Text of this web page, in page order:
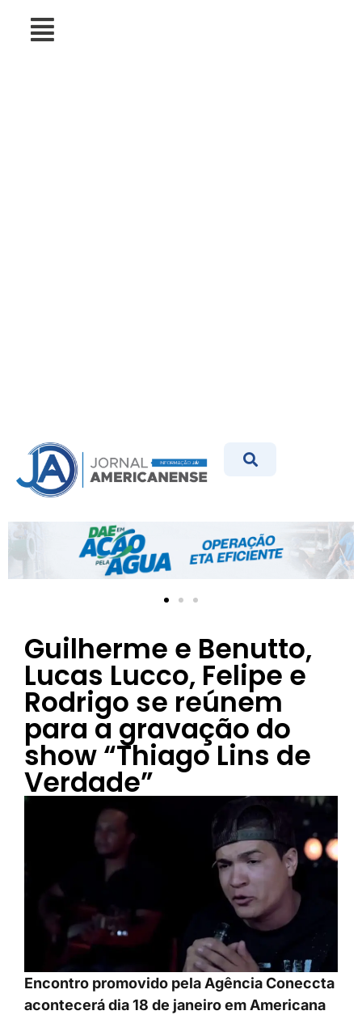
Guilherme e Benutto,
Lucas Lucco, Felipe e
Rodrigo se reúnem
para a gravação do
show “Thiago Lins de
Verdade”
Encontro promovido pela Agência Coneccta
acontecerá dia 18 de janeiro em Americana